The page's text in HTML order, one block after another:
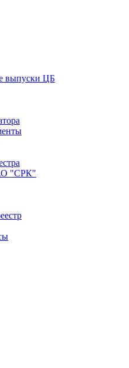
выпуски ЦБ
"СРК"